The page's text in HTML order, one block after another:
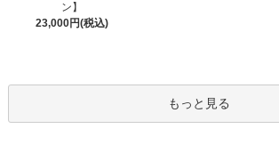
ン】
23,000円(税込)
もっと見る